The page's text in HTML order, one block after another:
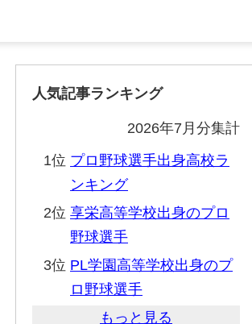
人気記事ランキング
2026年7月分集計
1位 プロ野球選手出身高校ラ
ンキング
2位 享栄高等学校出身のプロ
野球選手
3位 PL学園高等学校出身のプ
ロ野球選手
もっと見る